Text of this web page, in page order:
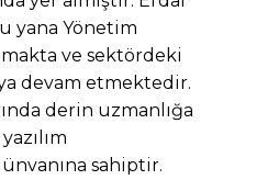
yana Yönetim
ve sektördeki
devam etmektedir.
derin uzmanlığa
sahiptir.